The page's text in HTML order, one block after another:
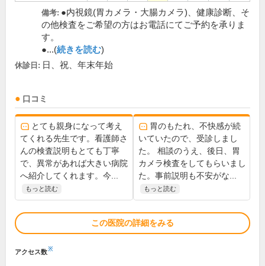
備考: ●内視鏡(胃カメラ・大腸カメラ)、健康診断、そ
の他検査をご希望の方はお電話にてご予約を承りま
す。
●...(続きを読む)
休診日: 日、祝、年末年始
口コミ
とても親身になって考え
てくれる先生です。看護師さ
んの検査説明もとても丁寧
で、異常があれば大きい病院
へ紹介してくれます。今...
もっと読む
胃のもたれ、不快感が続
いていたので、受診しまし
た。 相談のうえ、後日、胃
カメラ検査をしてもらいまし
た。事前説明も不安がな...
もっと読む
この医院の詳細をみる
アクセス数※